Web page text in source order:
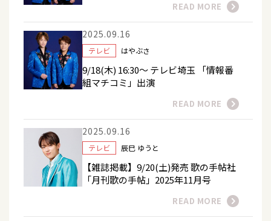
READ MORE
2025.09.16
テレビ はやぶさ
9/18(木) 16:30～ テレビ埼玉 「情報番
組マチコミ」出演
READ MORE
2025.09.16
テレビ 辰巳 ゆうと
【雑誌掲載】9/20(土)発売 歌の手帖社
「月刊歌の手帖」2025年11月号
READ MORE